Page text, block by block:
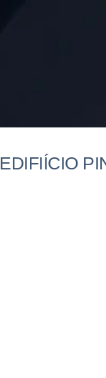
EDIFIÍCIO